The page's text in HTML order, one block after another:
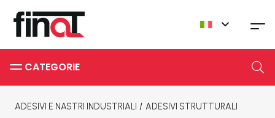
CATEGORIE
ADESIVI E NASTRI INDUSTRIALI / ADESIVI STRUTTURALI